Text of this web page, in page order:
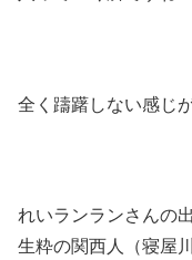
全く躊躇しない感じ
れいランランさんの
生粋の関西人（寝屋